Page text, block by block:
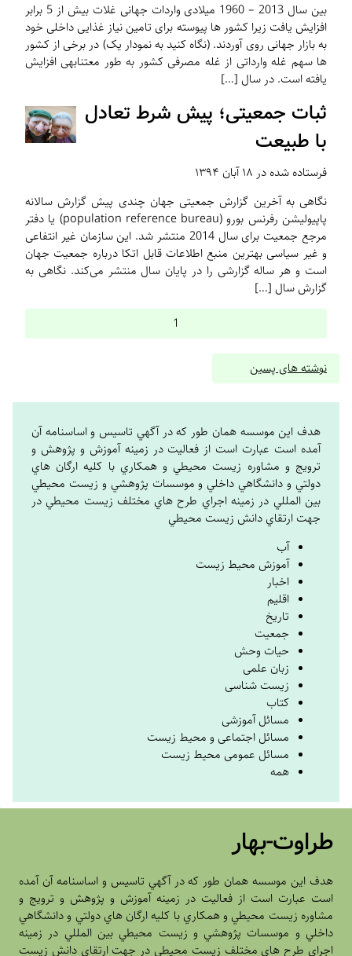
بین سال 2013 – 1960 میلادی واردات جهانی غلات بیش از 5 برابر
افزایش یافت زیرا کشور ها پیوسته برای تامین نیاز غذایی داخلی خود
به بازار جهانی روی آوردند. (نگاه کنید به نمودار یک) در برخی از کشور
ها سهم غله وارداتی از غله مصرفی کشور به طور معتنابهی افزایش
یافته است. در سال […]
ثبات جمعیتی؛ پیش شرط تعادل
با طبیعت
فرستاده شده در ۱۸ آبان ۱۳۹۴
نگاهی به آخرین گزارش جمعیتی جهان چندی پیش گزارش سالانه
پاپیولیشن رفرنس بورو (population reference bureau) یا دفتر
مرجع جمعیت برای سال 2014 منتشر شد. این سازمان غیر انتفاعی
و غیر سیاسی بهترین منبع اطلاعات قابل اتکا درباره جمعیت جهان
است و هر ساله گزارشی را در پایان سال منتشر می‌کند. نگاهی به
گزارش سال […]
1
نوشته های پسین
هدف اين موسسه همان طور که در آگهي تاسيس و اساسنامه آن
آمده است عبارت است از فعاليت در زمينه آموزش و پژوهش و
ترويج و مشاوره زيست محيطي و همکاري با کليه ارگان هاي
دولتي و دانشگاهي داخلي و موسسات پژوهشي و زيست محيطي
بين المللي در زمينه اجراي طرح هاي مختلف زيست محيطي در
جهت ارتقاي دانش زيست محيطي
آب
آموزش محیط زیست
اخبار
اقلیم
تاریخ
جمعیت
حیات وحش
زبان علمی
زیست شناسی
کتاب
مسائل آموزشی
مسائل اجتماعی و محیط زیست
مسائل عمومی محیط زیست
همه
طراوت-بهار
هدف اين موسسه همان طور که در آگهي تاسيس و اساسنامه آن آمده
است عبارت است از فعاليت در زمينه آموزش و پژوهش و ترويج و
مشاوره زيست محيطي و همکاري با کليه ارگان هاي دولتي و دانشگاهي
داخلي و موسسات پژوهشي و زيست محيطي بين المللي در زمينه
اجراي طرح هاي مختلف زيست محيطي در جهت ارتقاي دانش زيست